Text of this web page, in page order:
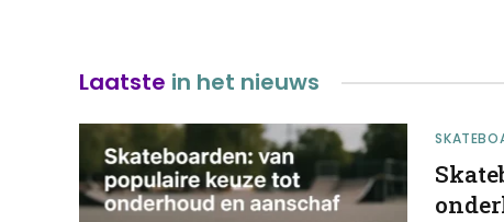
Laatste in het nieuws